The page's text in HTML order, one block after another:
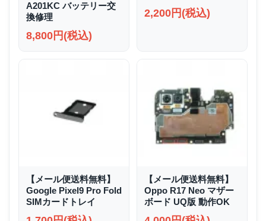
A201KC バッテリー交
換修理
8,800円(税込)
2,200円(税込)
【メール便送料無料】
Google Pixel9 Pro Fold
SIMカードトレイ
【メール便送料無料】
Oppo R17 Neo マザー
ボード UQ版 動作OK